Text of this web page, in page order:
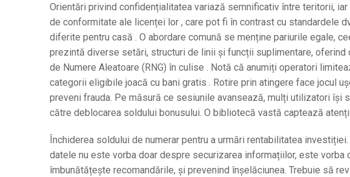
Orientări privind confidențialitatea variază semnificativ între teritorii,
de conformitate ale licenței lor , care pot fi în contrast cu standardele
diferite pentru casă . O abordare comună se menține pariurile egale,
prezintă diverse setări, structuri de linii și funcții suplimentare, oferind
de Numere Aleatoare (RNG) în culise . Notă că anumiți operatori
categorii eligibile joacă cu bani gratis . Rotire prin atingere face jocul
preveni frauda. Pe măsură ce sesiunile avansează, mulți utilizatori își
către deblocarea soldului bonusului. O bibliotecă vastă captează
Închiderea soldului de numerar pentru a urmări rentabilitatea
datele nu este vorba doar despre securizarea informațiilor, este
îmbunătățește recomandările, și prevenind înșelăciunea. Trebuie să